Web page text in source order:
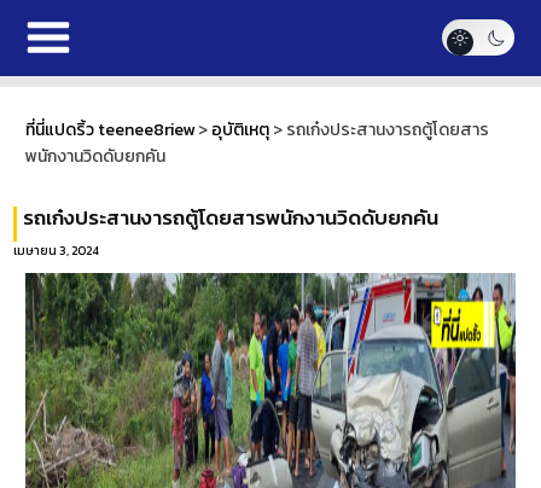
ที่นี่แปดริ้ว teenee8riew>อุบัติเหตุ>รถเก๋งประสานงารถตู้โดยสาร
พนักงานวิดดับยกคัน
รถเก๋งประสานงารถตู้โดยสารพนักงานวิดดับยกคัน
เมษายน 3, 2024